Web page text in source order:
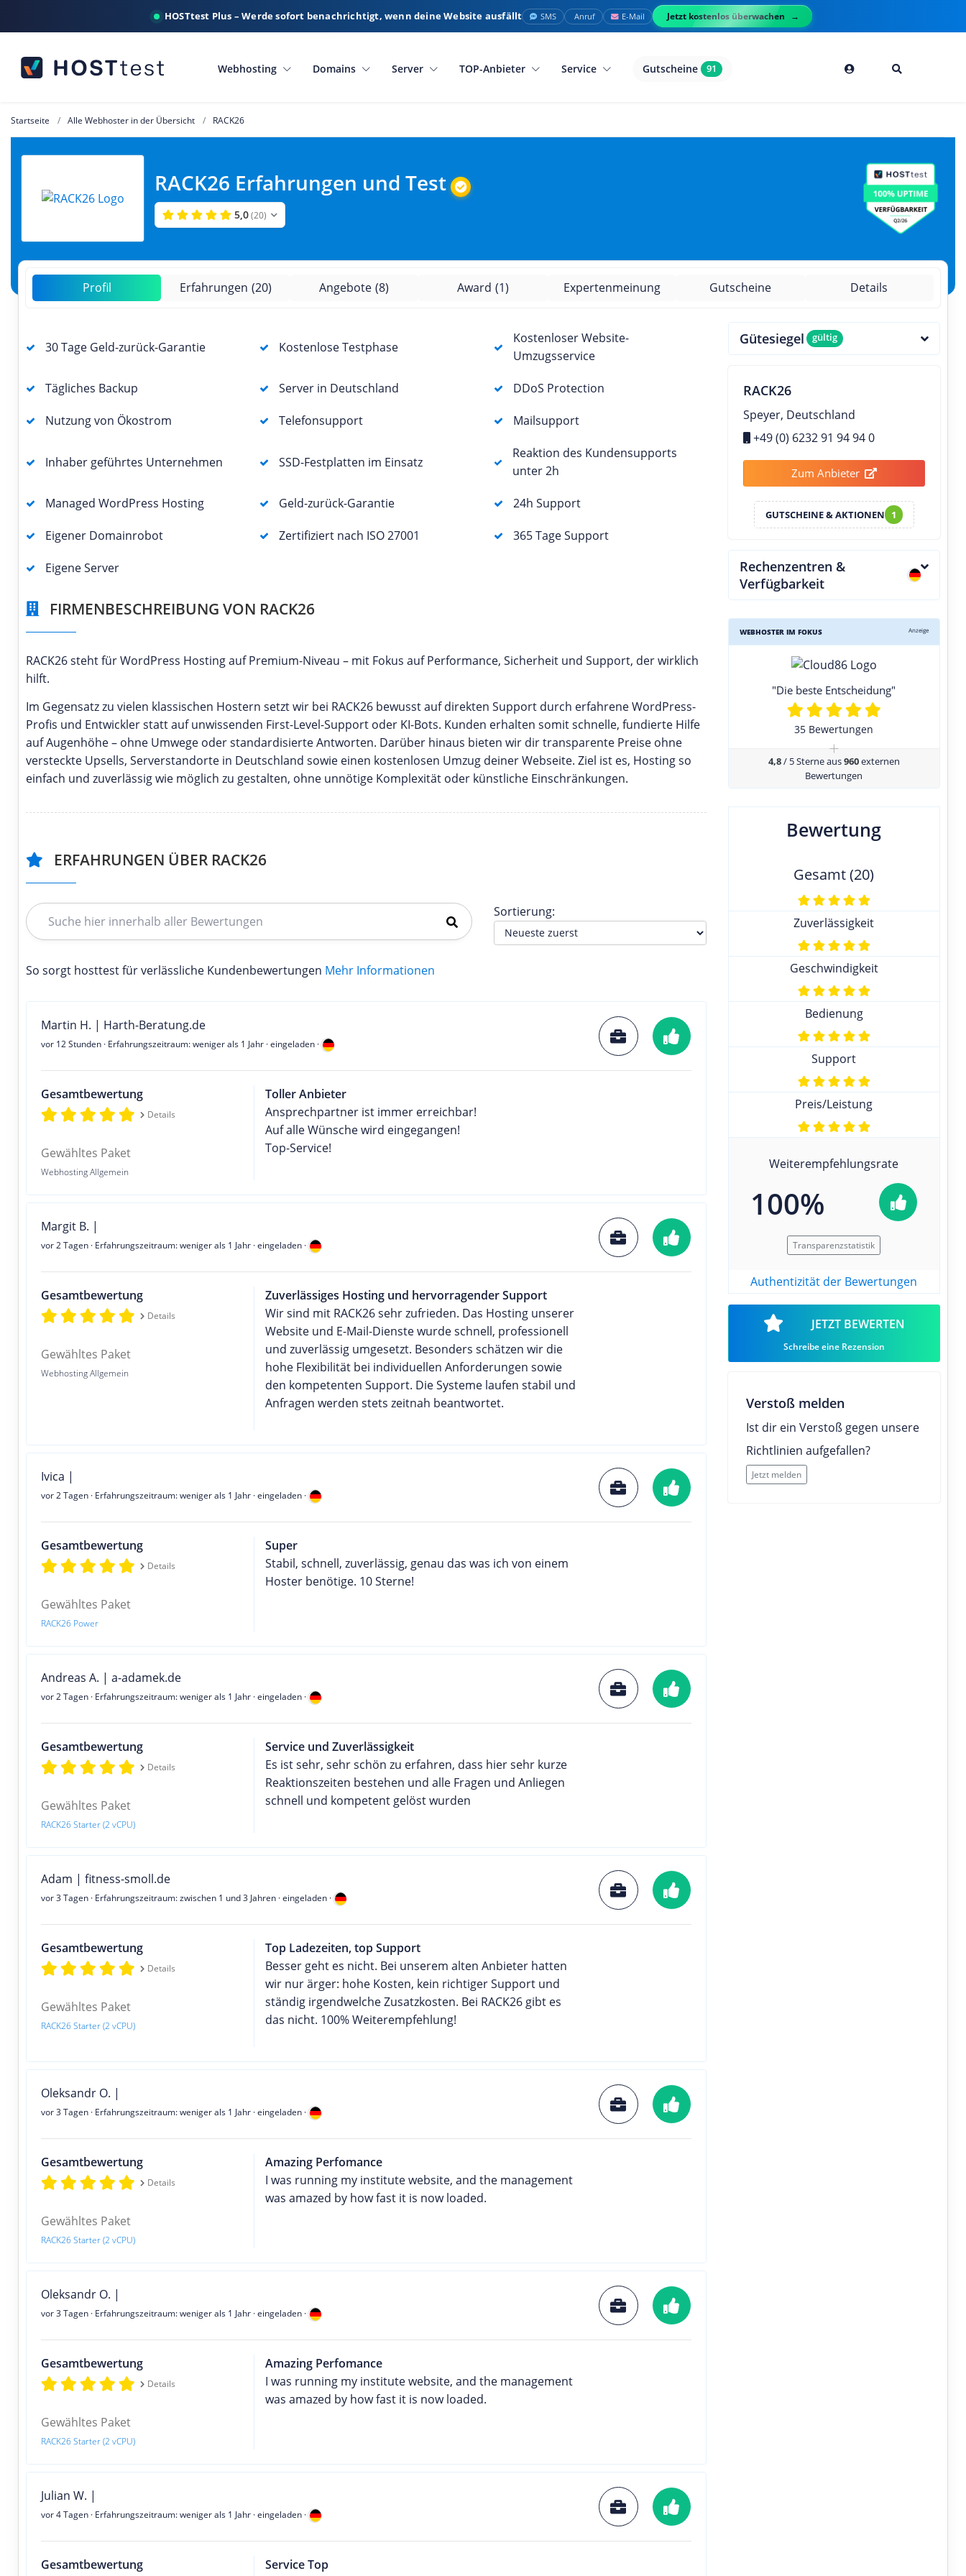
HOSTtest Plus – Werde sofort benachrichtigt, wenn deine Website ausfällt SMS Anruf E-Mail Jetzt kostenlos überwachen
Webhosting Domains Server TOP-Anbieter Service Gutscheine 91
Startseite Alle Webhoster in der Übersicht RACK26
RACK26 Erfahrungen und Test
5,0 (20)
Profil Erfahrungen (20) Angebote (8) Award (1) Expertenmeinung Gutscheine Details
30 Tage Geld-zurück-Garantie Kostenlose Testphase
Kostenloser Website-
Umzugsservice
Tägliches Backup Server in Deutschland DDoS Protection
Nutzung von Ökostrom Telefonsupport Mailsupport
Inhaber geführtes Unternehmen SSD-Festplatten im Einsatz
Reaktion des Kundensupports
unter 2h
Managed WordPress Hosting Geld-zurück-Garantie 24h Support
Eigener Domainrobot Zertifiziert nach ISO 27001 365 Tage Support
Eigene Server
FIRMENBESCHREIBUNG VON RACK26
RACK26 steht für WordPress Hosting auf Premium-Niveau – mit Fokus auf Performance, Sicherheit und Support, der wirklich
hilft.
Im Gegensatz zu vielen klassischen Hostern setzt wir bei RACK26 bewusst auf direkten Support durch erfahrene WordPress-
Profis und Entwickler statt auf unwissenden First-Level-Support oder KI-Bots. Kunden erhalten somit schnelle, fundierte Hilfe
auf Augenhöhe – ohne Umwege oder standardisierte Antworten. Darüber hinaus bieten wir dir transparente Preise ohne
versteckte Upsells, Serverstandorte in Deutschland sowie einen kostenlosen Umzug deiner Webseite. Ziel ist es, Hosting so
einfach und zuverlässig wie möglich zu gestalten, ohne unnötige Komplexität oder künstliche Einschränkungen.
ERFAHRUNGEN ÜBER RACK26
Sortierung:
So sorgt hosttest für verlässliche Kundenbewertungen Mehr Informationen
Martin H. | Harth-Beratung.de
vor 12 Stunden · Erfahrungszeitraum: weniger als 1 Jahr · eingeladen ·
Gesamtbewertung
Details
Gewähltes Paket
Webhosting Allgemein
Toller Anbieter
Ansprechpartner ist immer erreichbar!
Auf alle Wünsche wird eingegangen!
Top-Service!
Margit B. |
vor 2 Tagen · Erfahrungszeitraum: weniger als 1 Jahr · eingeladen ·
Gesamtbewertung
Details
Gewähltes Paket
Webhosting Allgemein
Zuverlässiges Hosting und hervorragender Support
Wir sind mit RACK26 sehr zufrieden. Das Hosting unserer
Website und E-Mail-Dienste wurde schnell, professionell
und zuverlässig umgesetzt. Besonders schätzen wir die
hohe Flexibilität bei individuellen Anforderungen sowie
den kompetenten Support. Die Systeme laufen stabil und
Anfragen werden stets zeitnah beantwortet.
Ivica |
vor 2 Tagen · Erfahrungszeitraum: weniger als 1 Jahr · eingeladen ·
Gesamtbewertung
Details
Gewähltes Paket
RACK26 Power
Super
Stabil, schnell, zuverlässig, genau das was ich von einem
Hoster benötige. 10 Sterne!
Andreas A. | a-adamek.de
vor 2 Tagen · Erfahrungszeitraum: weniger als 1 Jahr · eingeladen ·
Gesamtbewertung
Details
Gewähltes Paket
RACK26 Starter (2 vCPU)
Service und Zuverlässigkeit
Es ist sehr, sehr schön zu erfahren, dass hier sehr kurze
Reaktionszeiten bestehen und alle Fragen und Anliegen
schnell und kompetent gelöst wurden
Adam | fitness-smoll.de
vor 3 Tagen · Erfahrungszeitraum: zwischen 1 und 3 Jahren · eingeladen ·
Gesamtbewertung
Details
Gewähltes Paket
RACK26 Starter (2 vCPU)
Top Ladezeiten, top Support
Besser geht es nicht. Bei unserem alten Anbieter hatten
wir nur ärger: hohe Kosten, kein richtiger Support und
ständig irgendwelche Zusatzkosten. Bei RACK26 gibt es
das nicht. 100% Weiterempfehlung!
Oleksandr O. |
vor 3 Tagen · Erfahrungszeitraum: weniger als 1 Jahr · eingeladen ·
Gesamtbewertung
Details
Gewähltes Paket
RACK26 Starter (2 vCPU)
Amazing Perfomance
I was running my institute website, and the management
was amazed by how fast it is now loaded.
Oleksandr O. |
vor 3 Tagen · Erfahrungszeitraum: weniger als 1 Jahr · eingeladen ·
Gesamtbewertung
Details
Gewähltes Paket
RACK26 Starter (2 vCPU)
Amazing Perfomance
I was running my institute website, and the management
was amazed by how fast it is now loaded.
Julian W. |
vor 4 Tagen · Erfahrungszeitraum: weniger als 1 Jahr · eingeladen ·
Gesamtbewertung
Service Top
Gütesiegel gültig
RACK26
Speyer, Deutschland
+49 (0) 6232 91 94 94 0
Zum Anbieter
GUTSCHEINE & AKTIONEN 1
Rechenzentren &
Verfügbarkeit
WEBHOSTER IM FOKUS Anzeige
"Die beste Entscheidung"
35 Bewertungen
+
4,8/ 5 Sterne aus960externen
Bewertungen
Bewertung
Gesamt (20)
Zuverlässigkeit
Geschwindigkeit
Bedienung
Support
Preis/Leistung
Weiterempfehlungsrate
100%
Transparenzstatistik
Authentizität der Bewertungen
JETZT BEWERTEN
Schreibe eine Rezension
Verstoß melden
Ist dir ein Verstoß gegen unsere
Richtlinien aufgefallen?
Jetzt melden